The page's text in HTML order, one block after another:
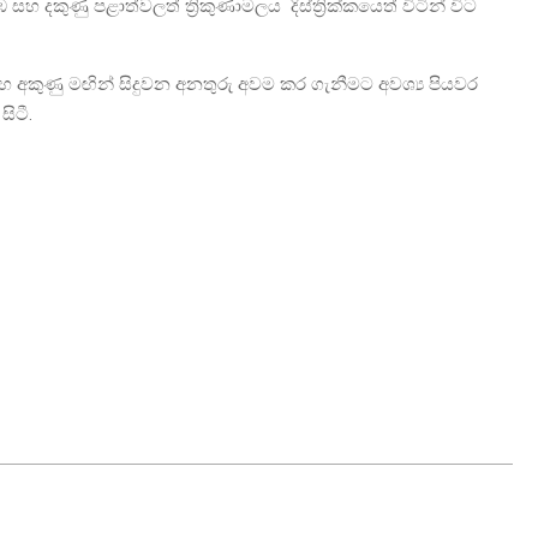
සහ දකුණු පළාත්වලත් ත්‍රිකුණාමලය දිස්ත්‍රික්කයෙත් විටින් විට
අකුණු මඟින් සිදුවන අනතුරු අවම කර ගැනීමට අවශ්‍ය පියවර